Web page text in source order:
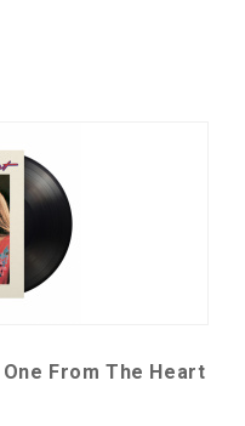
From The Heart